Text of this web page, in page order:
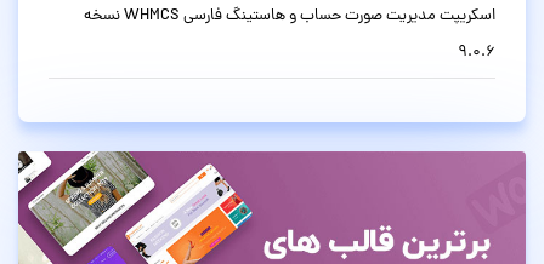
اسکریپت مدیریت صورت حساب و هاستینگ فارسی WHMCS نسخه
9.0.6